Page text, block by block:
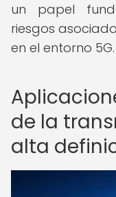
un papel
riesgos
en el entorno 5G.
de la
alta